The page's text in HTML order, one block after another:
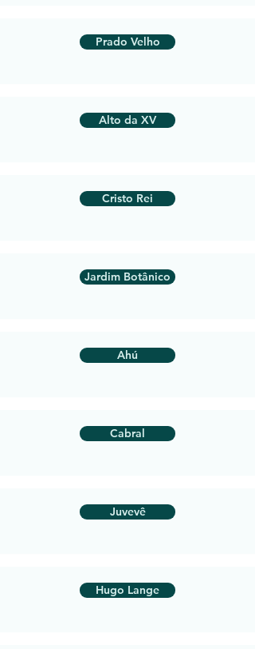
Prado Velho
Alto da XV
Cristo Rei
Jardim Botânico
Ahú
Cabral
Juvevê
Hugo Lange